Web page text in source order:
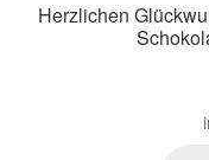
Herzlichen